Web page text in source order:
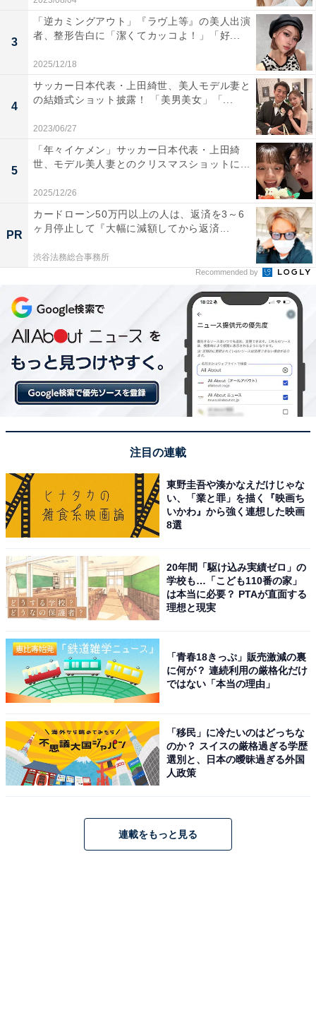
3
「逆カミングアウト」『ラヴ上等』の美人出演
者、整形告白に「潔くてカッコよ！」「好...
2025/12/18
4
サッカー日本代表・上田綺世、美人モデル妻と
の結婚式ショット披露！ 「美男美女」「...
2023/06/27
5
「年々イケメン」サッカー日本代表・上田綺
世、モデル美人妻とのクリスマスショットに...
2025/12/26
PR
カードローン50万円以上の人は、返済を3～6
ヶ月停止して『大幅に減額してから返済...
渋谷法務総合事務所
Recommended by
注目の連載
東野圭吾や湊かなえだけじゃな
い、「業と罪」を描く『映画ち
いかわ』から強く連想した映画
8選
20年間「駆け込み実績ゼロ」の
学校も…「こども110番の家」
は本当に必要？ PTAが直面する
理想と現実
「青春18きっぷ」販売激減の裏
に何が？ 連続利用の厳格化だけ
ではない「本当の理由」
「移民」に冷たいのはどっちな
のか？ スイスの厳格過ぎる学歴
選別と、日本の曖昧過ぎる外国
人政策
連載をもっと見る